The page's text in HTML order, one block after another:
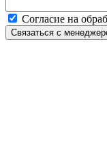
Согласие на